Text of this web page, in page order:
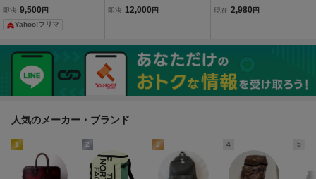
cture クラッチバッグNVB
即決 9,500 円
Yahoo!フリマ
チバッグ 大きいサイ
即決 12,000 円
ー ドキュメントケース(タ
ネス バッグ/vasco slow h
erz type)
現在 2,980 円
人気のメーカー・ブランド
1 2 3 4 5